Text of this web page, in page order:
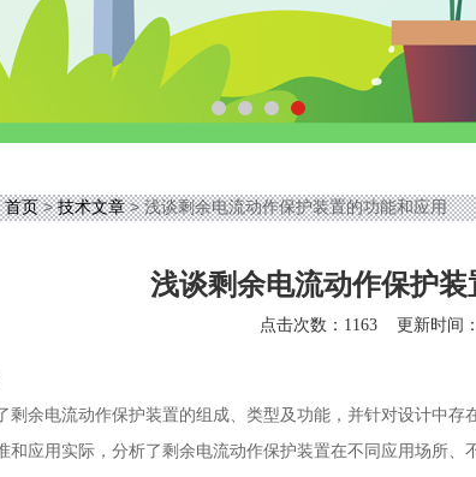
首页>技术文章> 浅谈剩余电流动作保护装置的功能和应用
浅谈剩余电流动作保护装
点击次数：1163 更新时间
剩余电流动作保护装置的组成、类型及功能，并针对设计中
和应用实际，分析了剩余电流动作保护装置在不同应用场所、